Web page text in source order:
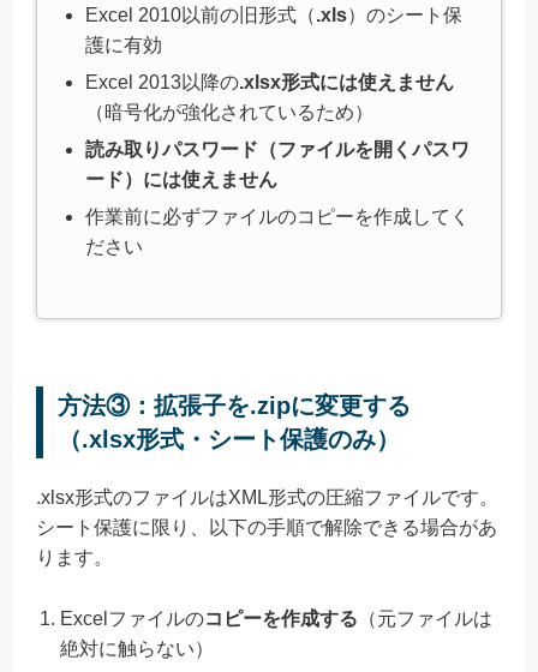
Excel 2010以前の旧形式（.xls）のシート保
護に有効
Excel 2013以降の.xlsx形式には使えません
（暗号化が強化されているため）
読み取りパスワード（ファイルを開くパスワ
ード）には使えません
作業前に必ずファイルのコピーを作成してく
ださい
方法③：拡張子を.zipに変更する
（.xlsx形式・シート保護のみ）
.xlsx形式のファイルはXML形式の圧縮ファイルです。
シート保護に限り、以下の手順で解除できる場合があ
ります。
Excelファイルのコピーを作成する （元ファイルは
絶対に触らない）